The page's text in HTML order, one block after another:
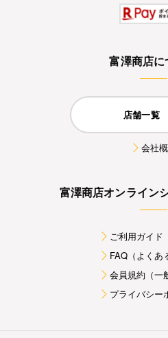
富澤商店に
店舗一覧
会社
富澤商店オンライン
ご利用ガイド
FAQ（よくあ
会員規約（一
プライバシー